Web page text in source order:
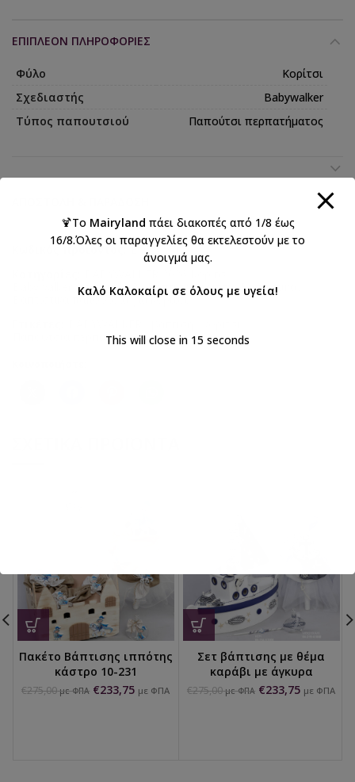
ΕΠΙΠΛΈΟΝ ΠΛΗΡΟΦΟΡΊΕΣ
Φύλο
Κορίτσι
Σχεδιαστής
Babywalker
Τύπος παπουτσιού
Παπούτσι περπατήματος
Κωδικός προϊόντος:
EXC5897I
Babywalker Size Guide 3, Βάπτιση κορίτσι , Βαπτιστικά
Βαπτιστικά παπούτσια για κορίτσι
Παπούτσια περπατήματος
Πακέτο Βάπτισης ιππότης
κάστρο 10-231
€275,00 με ΦΠΑ €233,75 με ΦΠΑ
Σετ βάπτισης με θέμα
καράβι με άγκυρα
€275,00 με ΦΠΑ €233,75 με ΦΠΑ
🍹Το Mairyland πάει διακοπές από 1/8 έως
16/8.Όλες οι παραγγελίες θα εκτελεστούν με το
άνοιγμά μας.
Καλό Καλοκαίρι σε όλους με υγεία!
This will close in 15 seconds